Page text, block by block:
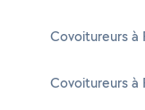
Covoitureurs à
Covoitureurs à